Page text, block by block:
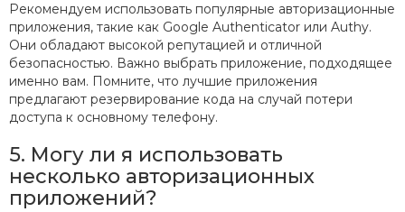
Рекомендуем использовать популярные авторизационные
приложения, такие как Google Authenticator или Authy.
Они обладают высокой репутацией и отличной
безопасностью. Важно выбрать приложение, подходящее
именно вам. Помните, что лучшие приложения
предлагают резервирование кода на случай потери
доступа к основному телефону.
5. Могу ли я использовать
несколько авторизационных
приложений?